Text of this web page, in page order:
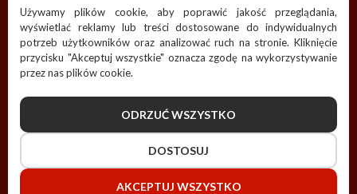
Polska Grupa Zakupowa Kupiec Sp. z o.o.
44-240 Żory, ul. Rozwojowa 2 Bud. C
Telefon / Fax
32 440 21 77
Używamy plików cookie, aby poprawić jakość przeglądania,
wyświetlać reklamy lub treści dostosowane do indywidualnych
potrzeb użytkowników oraz analizować ruch na stronie. Kliknięcie
przycisku "Akceptuj wszystkie" oznacza zgodę na wykorzystywanie
przez nas plików cookie.
ODRZUĆ WSZYSTKO
DOSTOSUJ
AKCEPTUJ WSZYSTKO